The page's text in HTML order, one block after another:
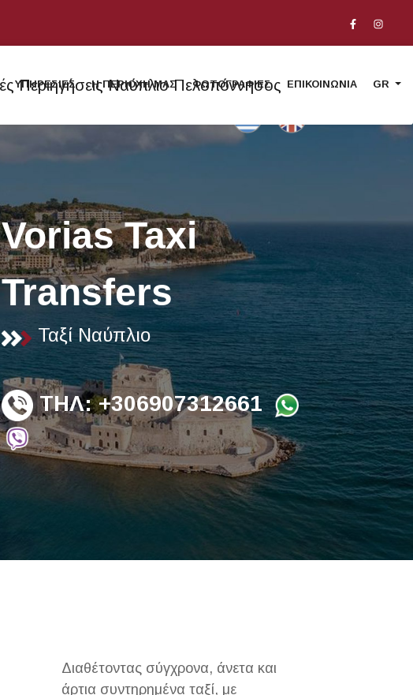
ΥΠΗΡΕΣΙΕΣ Η ΠΕΡΙΟΧΗ ΜΑΣ ΦΩΤΟΓΡΑΦΙΕΣ ΕΠΙΚΟΙΝΩΝΙΑ GR
Vorias Taxi
Transfers
Ταξί Ναύπλιο
ΤΗΛ: +306907312661
Διαθέτοντας σύγχρονα, άνετα και
άρτια συντηρημένα ταξί, με